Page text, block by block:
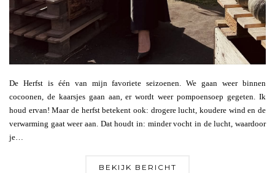
De Herfst is één van mijn favoriete seizoenen. We gaan weer binnen
cocoonen, de kaarsjes gaan aan, er wordt weer pompoensoep gegeten. Ik
houd ervan! Maar de herfst betekent ook: drogere lucht, koudere wind en de
verwarming gaat weer aan. Dat houdt in: minder vocht in de lucht, waardoor
je…
BEKIJK BERICHT